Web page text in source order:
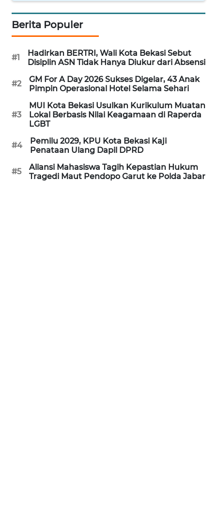
Berita Populer
#1
Hadirkan BERTRI, Wali Kota Bekasi Sebut
Disiplin ASN Tidak Hanya Diukur dari Absensi
#2
GM For A Day 2026 Sukses Digelar, 43 Anak
Pimpin Operasional Hotel Selama Sehari
#3
MUI Kota Bekasi Usulkan Kurikulum Muatan
Lokal Berbasis Nilai Keagamaan di Raperda
LGBT
#4
Pemilu 2029, KPU Kota Bekasi Kaji
Penataan Ulang Dapil DPRD
#5
Aliansi Mahasiswa Tagih Kepastian Hukum
Tragedi Maut Pendopo Garut ke Polda Jabar
WN
PAPUA
WN
RIAU
WN
SERAMBI
WN
JAMBI
WN